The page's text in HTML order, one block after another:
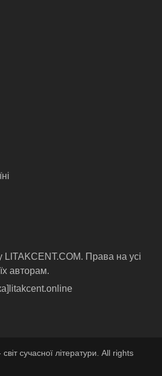
LITAKCENT.COM. Права на усі
авторам.
сучасної літератури. All rights